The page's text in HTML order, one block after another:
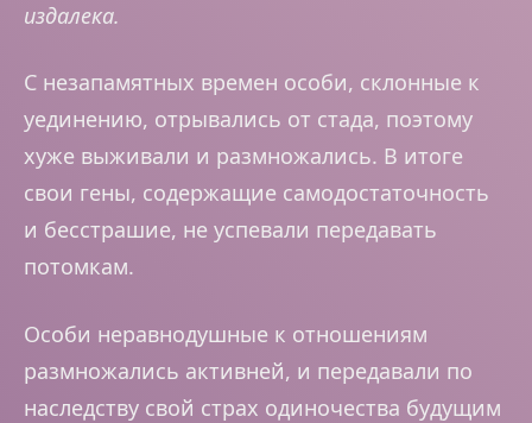
издалека.
С незапамятных времен особи, склонные к
уединению, отрывались от стада, поэтому
хуже выживали и размножались. В итоге
свои гены, содержащие самодостаточность
и бесстрашие, не успевали передавать
потомкам.
Особи неравнодушные к отношениям
размножались активней, и передавали по
наследству свой страх одиночества будущим